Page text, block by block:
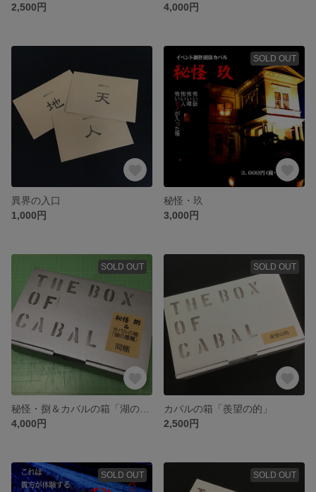
2,500円
4,000円
異界の入口
1,000円
SOLD OUT
秘怪・玖
3,000円
SOLD OUT
4,000円
SOLD OUT
カバルの箱「羨望の的」
2,500円
SOLD OUT SOLD OUT